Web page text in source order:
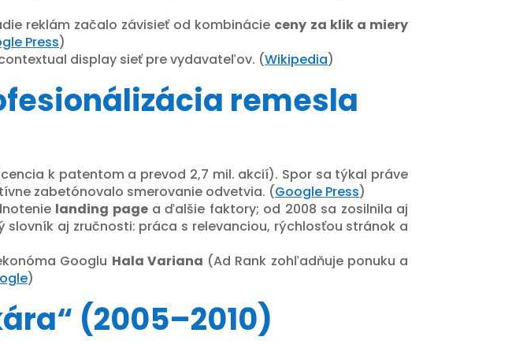
reklám začalo závisieť od kombinácie ceny za klik a miery
Press)
display sieť pre vydavateľov. (Wikipedia)
remesla
k patentom a prevod 2,7 mil. akcií). Spor sa týkal práve
zabetónovalo smerovanie odvetvia. (Google Press)
landing pagea ďalšie faktory; od 2008 sa zosilnila aj
slovník aj zručnosti: práca s relevanciou, rýchlosťou stránok a
Googlu Hala Variana (Ad Rank zohľadňuje ponuku a
)
(2005–2010)